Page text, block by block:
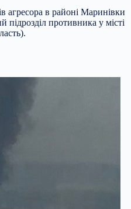
агресора в районі Маринівки
підрозділ противника у місті